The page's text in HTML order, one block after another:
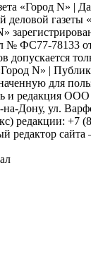
«Город N» |
деловой газеты
№ ФС77-78133
допускается
N» |
для
и редакция ООО
Дону, ул.
редакции: +7
редактор